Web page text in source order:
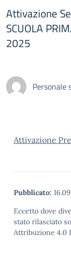
Attivazione
SCUOLA
2025
Personale
Attivazione
Pubblicato:
Eccetto dove
stato rilasciato
Attribuzione 4.0